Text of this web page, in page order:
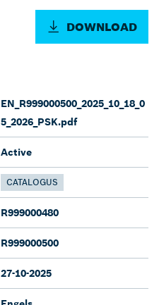
DOWNLOAD
EN_R999000500_2025_10_18_0
5_2026_PSK.pdf
Active
CATALOGUS
R999000480
R999000500
27-10-2025